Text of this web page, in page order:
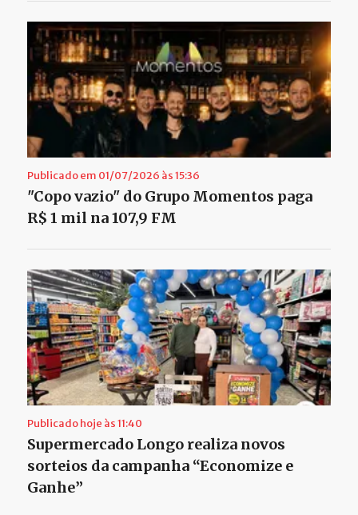
Publicado em 01/07/2026 às 15:36
"Copo vazio" do Grupo Momentos paga
R$ 1 mil na 107,9 FM
Publicado hoje às 11:40
Supermercado Longo realiza novos
sorteios da campanha “Economize e
Ganhe”